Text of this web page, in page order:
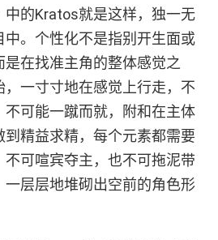
中的Kratos就是这样，独一无
中。个性化不是指别开生面或
是在找准主角的整体感觉之
一寸寸地在感觉上行走，不
不可能一蹴而就，附和在主体
精益求精，每个元素都需要
可喧宾夺主，也不可拖泥带
一层层地堆砌出空前的角色形